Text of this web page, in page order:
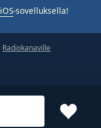
iOS-sovelluksella!
Radiokanaville